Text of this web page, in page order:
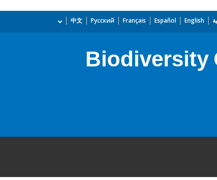
English
Español
Français
Русский
中文
Biodiversity